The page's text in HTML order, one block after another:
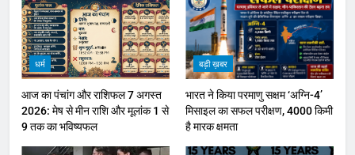
धर्म
आज का पंचांग और राशिफल 7 अगस्त
2026: मेष से मीन राशि और मूलांक 1 से
9 तक का भविष्यफल
बड़ी ख़बर
भारत ने किया परमाणु सक्षम ‘अग्नि-4’
मिसाइल का सफल परीक्षण, 4000 किमी
है मारक क्षमता